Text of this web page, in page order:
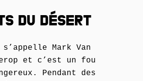
DU DÉSERT
Mark Van
et c’est un fou
Pendant des